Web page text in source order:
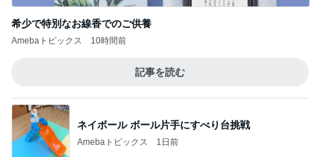
希少で特別なお線香でのご供養
Amebaトピックス 10時間前
記事を読む
ネイボール ボール片手にすべり台挑戦
Amebaトピックス 1日前